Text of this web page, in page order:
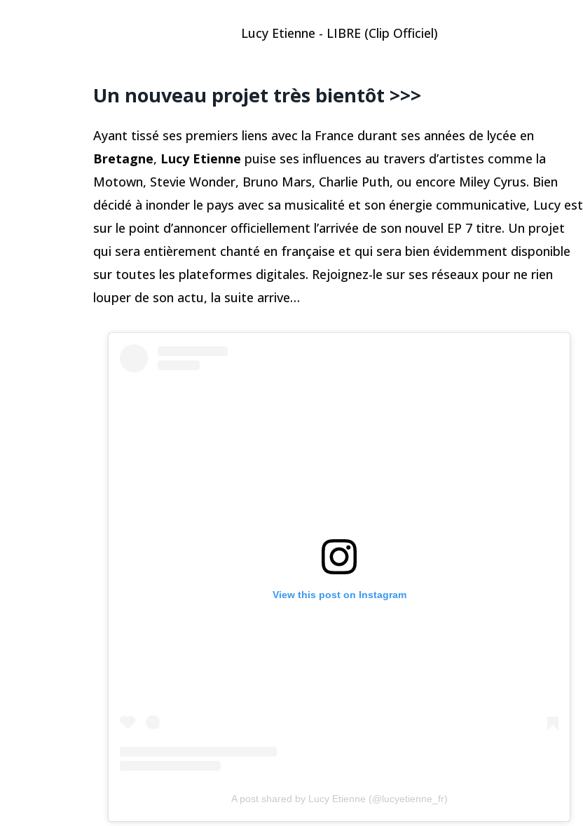
Lucy Etienne - LIBRE (Clip Officiel)
Un nouveau projet très bientôt >>>
Ayant tissé ses premiers liens avec la France durant ses années de lycée en
Bretagne, Lucy Etienne puise ses influences au travers d’artistes comme la
Motown, Stevie Wonder, Bruno Mars, Charlie Puth, ou encore Miley Cyrus. Bien
décidé à inonder le pays avec sa musicalité et son énergie communicative, Lucy est
sur le point d’annoncer officiellement l’arrivée de son nouvel EP 7 titre. Un projet
qui sera entièrement chanté en française et qui sera bien évidemment disponible
sur toutes les plateformes digitales. Rejoignez-le sur ses réseaux pour ne rien
louper de son actu, la suite arrive…
View this post on Instagram
A post shared by Lucy Etienne (@lucyetienne_fr)